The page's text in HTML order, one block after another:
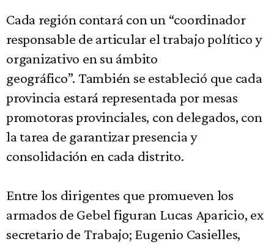
Cada región contará con un “coordinador
responsable de articular el trabajo político y
organizativo en su ámbito
geográfico”. También se estableció que cada
provincia estará representada por mesas
promotoras provinciales, con delegados, con
la tarea de garantizar presencia y
consolidación en cada distrito.
Entre los dirigentes que promueven los
armados de Gebel figuran Lucas Aparicio, ex
secretario de Trabajo; Eugenio Casielles,